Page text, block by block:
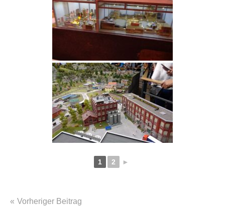
1 2 ►
Beitragsnavigation
Vorheriger Beitrag